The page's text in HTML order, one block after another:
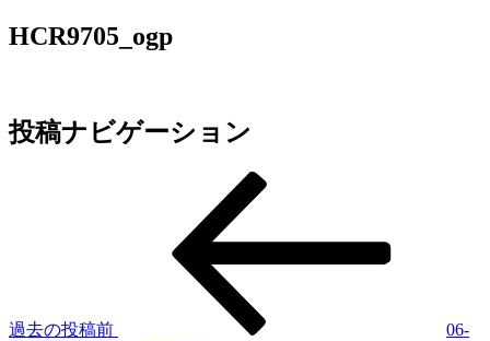
HCR9705_ogp
投稿ナビゲーション
過去の投稿前
06-